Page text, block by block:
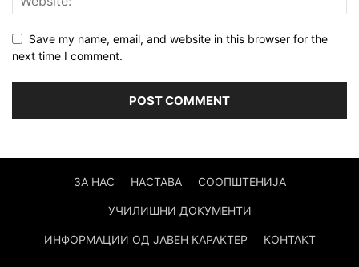
Save my name, email, and website in this browser for the
next time I comment.
ЗА НАС НАСТАВА СООПШТЕНИЈА
УЧИЛИШНИ ДОКУМЕНТИ
ИНФОРМАЦИИ ОД ЈАВЕН КАРАКТЕР КОНТАКТ